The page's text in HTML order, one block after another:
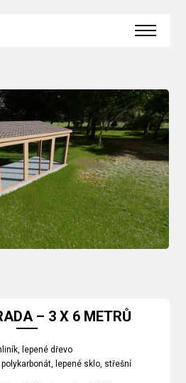
ZAHRADY
REFERENCE
AKTUALITY
KONTAKT
– 3 X 6 METRŮ
lepené dřevo
polykarbonát, lepené sklo, střešní